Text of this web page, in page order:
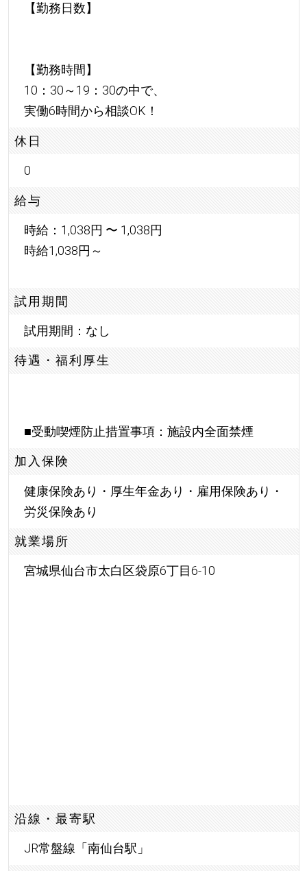
【勤務日数】
【勤務時間】
10：30～19：30の中で、
実働6時間から相談OK！
休日
0
給与
時給：1,038円 〜 1,038円
時給1,038円～
試用期間
試用期間：なし
待遇・福利厚生
■受動喫煙防止措置事項：施設内全面禁煙
加入保険
健康保険あり・厚生年金あり・雇用保険あり・
労災保険あり
就業場所
宮城県仙台市太白区袋原6丁目6-10
沿線・最寄駅
JR常盤線「南仙台駅」